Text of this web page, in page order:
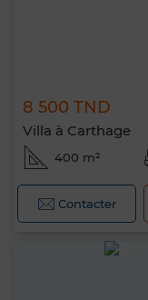
8 500 TND
Villa à Carthage
400 m²
Contacter